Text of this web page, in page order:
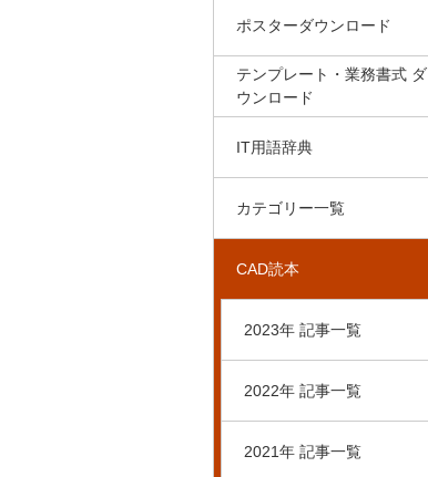
ポスターダウンロード
テンプレート・業務書式 ダ
ウンロード
IT用語辞典
カテゴリー一覧
CAD読本
2023年 記事一覧
2022年 記事一覧
2021年 記事一覧